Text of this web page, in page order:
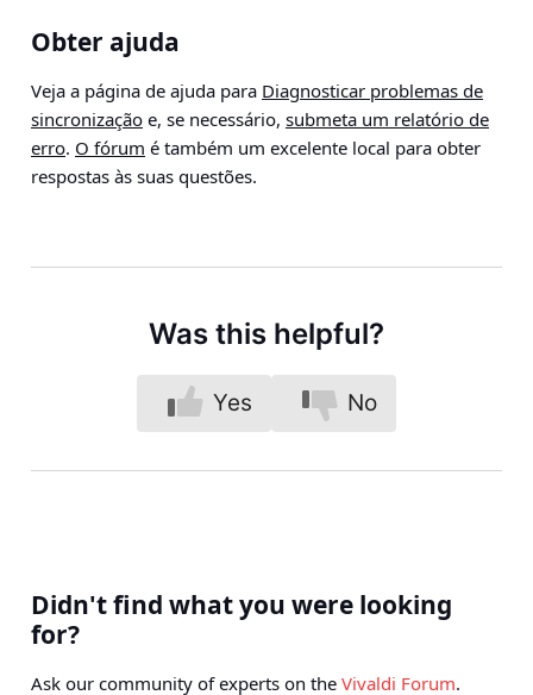
Obter ajuda
Veja a página de ajuda para Diagnosticar problemas de
sincronização e, se necessário, submeta um relatório de
erro. O fórum é também um excelente local para obter
respostas às suas questões.
Was this helpful?
Yes No
Didn't find what you were looking
for?
Ask our community of experts on the Vivaldi Forum.